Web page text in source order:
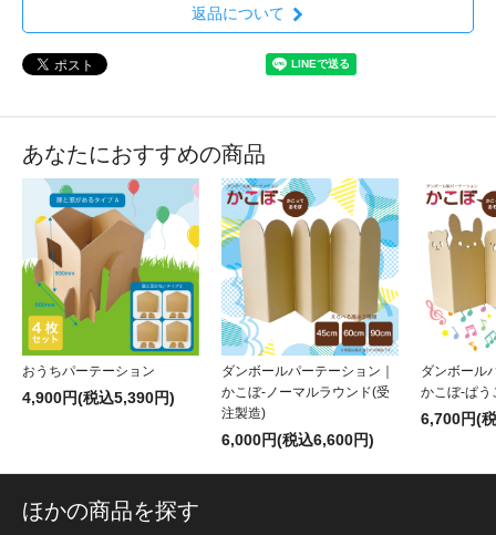
返品について
あなたにおすすめの商品
おうちパーテーション
4,900円(税込5,390円)
ダンボールパーテーション｜
かこぼ-ノーマルラウンド(受
注製造)
6,000円(税込6,600円)
ダンボール
かこぼ-ぱう
6,700円(
ほかの商品を探す